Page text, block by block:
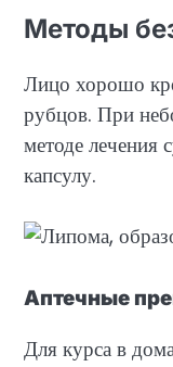
Методы
Лицо хорошо
рубцов. При
методе лечения
капсулу.
Аптечные
Для курса в